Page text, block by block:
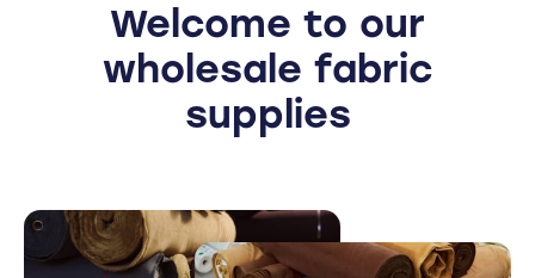
Welcome to our
wholesale fabric
supplies